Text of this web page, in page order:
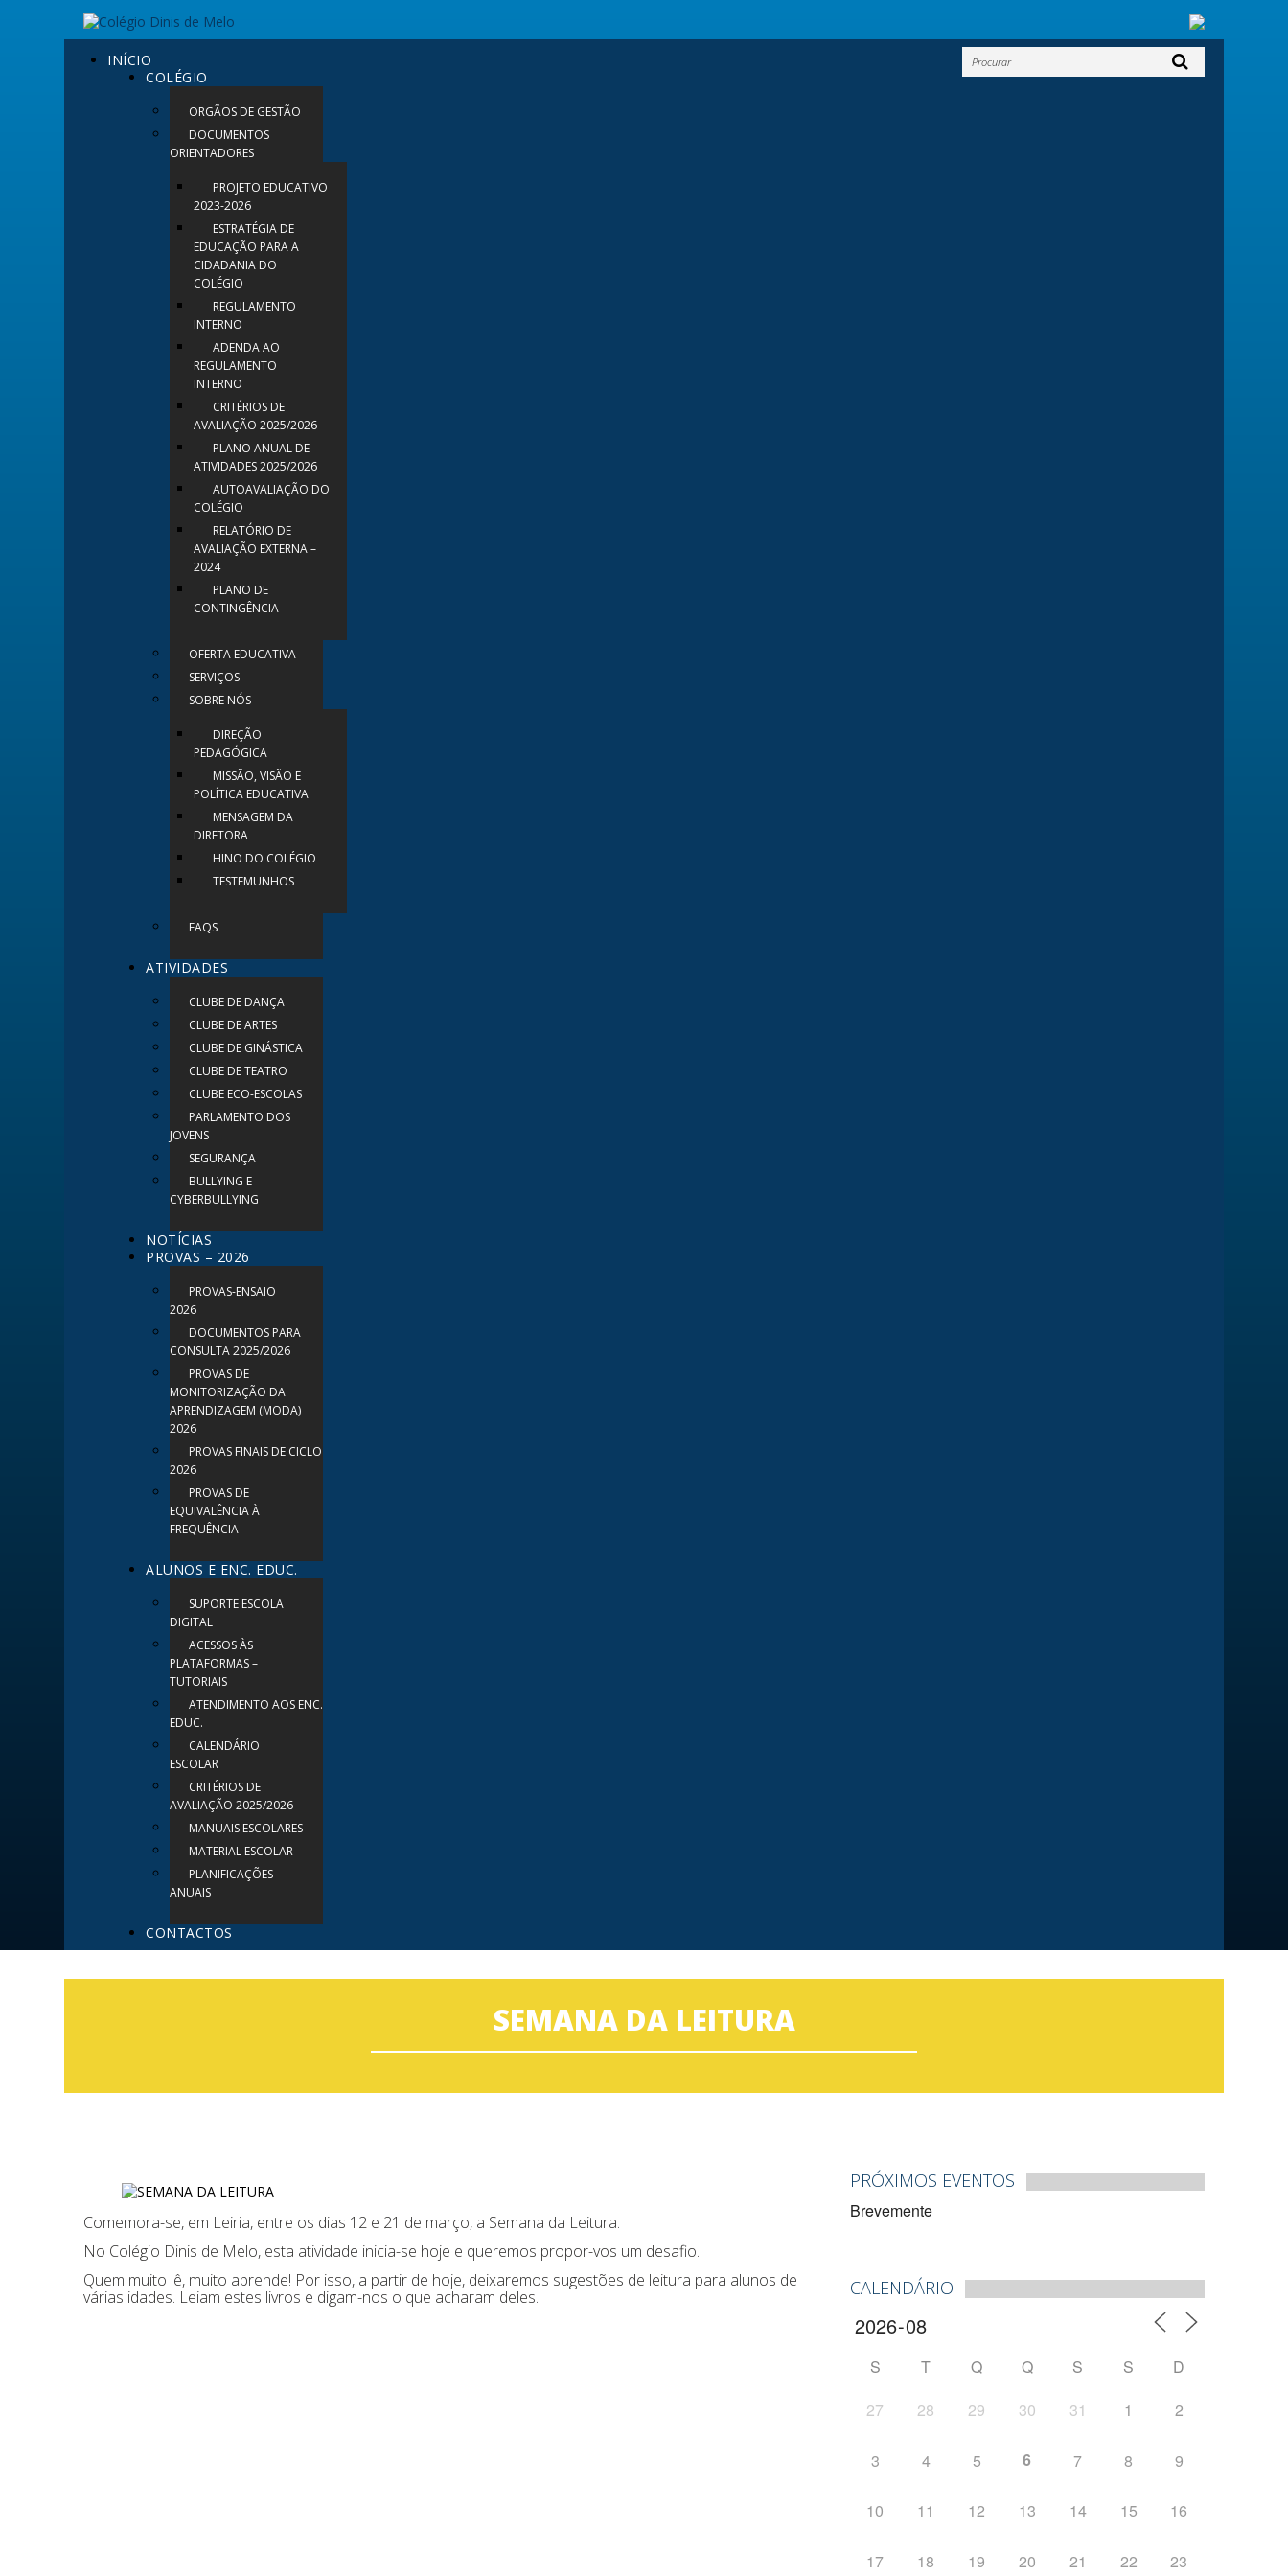
INÍCIO
COLÉGIO
ORGÃOS DE GESTÃO
DOCUMENTOS
ORIENTADORES
PROJETO EDUCATIVO
2023-2026
ESTRATÉGIA DE
EDUCAÇÃO PARA A
CIDADANIA DO
COLÉGIO
REGULAMENTO
INTERNO
ADENDA AO
REGULAMENTO
INTERNO
CRITÉRIOS DE
AVALIAÇÃO 2025/2026
PLANO ANUAL DE
ATIVIDADES 2025/2026
AUTOAVALIAÇÃO DO
COLÉGIO
RELATÓRIO DE
AVALIAÇÃO EXTERNA –
2024
PLANO DE
CONTINGÊNCIA
OFERTA EDUCATIVA
SERVIÇOS
SOBRE NÓS
DIREÇÃO
PEDAGÓGICA
MISSÃO, VISÃO E
POLÍTICA EDUCATIVA
MENSAGEM DA
DIRETORA
HINO DO COLÉGIO
TESTEMUNHOS
FAQS
ATIVIDADES
CLUBE DE DANÇA
CLUBE DE ARTES
CLUBE DE GINÁSTICA
CLUBE DE TEATRO
CLUBE ECO-ESCOLAS
PARLAMENTO DOS
JOVENS
SEGURANÇA
BULLYING E
CYBERBULLYING
NOTÍCIAS
PROVAS – 2026
PROVAS-ENSAIO
2026
DOCUMENTOS PARA
CONSULTA 2025/2026
PROVAS DE
MONITORIZAÇÃO DA
APRENDIZAGEM (MODA)
2026
PROVAS FINAIS DE CICLO
2026
PROVAS DE
EQUIVALÊNCIA À
FREQUÊNCIA
ALUNOS E ENC. EDUC.
SUPORTE ESCOLA
DIGITAL
ACESSOS ÀS
PLATAFORMAS –
TUTORIAIS
ATENDIMENTO AOS ENC.
EDUC.
CALENDÁRIO
ESCOLAR
CRITÉRIOS DE
AVALIAÇÃO 2025/2026
MANUAIS ESCOLARES
MATERIAL ESCOLAR
PLANIFICAÇÕES
ANUAIS
CONTACTOS
SEMANA DA LEITURA
Comemora-se, em Leiria, entre os dias 12 e 21 de março, a Semana da Leitura.
No Colégio Dinis de Melo, esta atividade inicia-se hoje e queremos propor-vos um desafio.
Quem muito lê, muito aprende! Por isso, a partir de hoje, deixaremos sugestões de leitura para alunos de
várias idades. Leiam estes livros e digam-nos o que acharam deles.
PRÓXIMOS EVENTOS
Brevemente
CALENDÁRIO
S T Q Q S S
D
27
28 29 30 31 1 2
3 4 5 6 7 8 9
10 11 12 13 14 15 16
17 18 19 20 21 22 23